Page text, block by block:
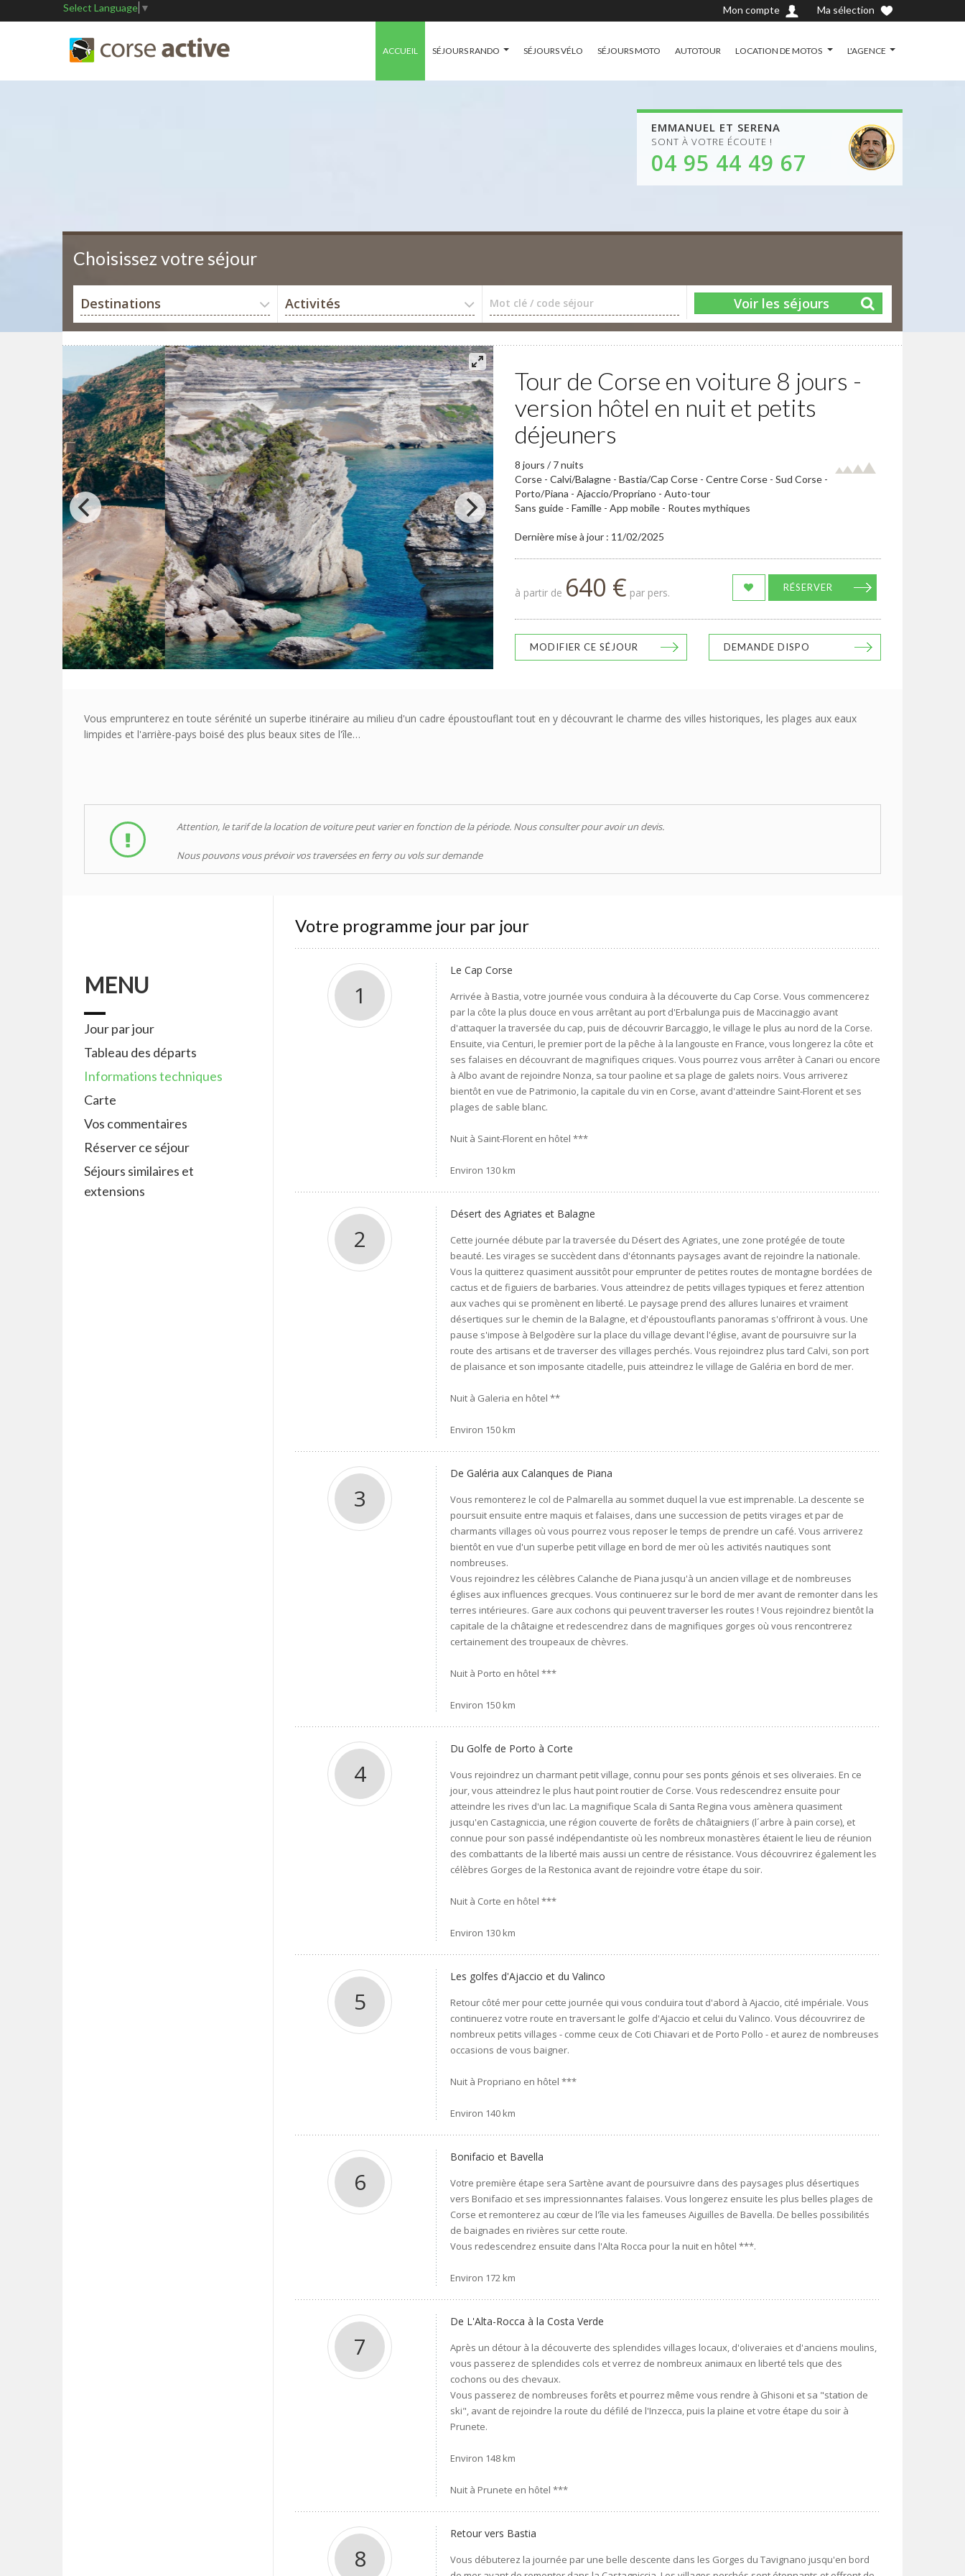
Select Language ▼ Ma sélection
Mon compte
ACCUEIL SÉJOURS RANDO SÉJOURS VÉLO SÉJOURS MOTO AUTOTOUR LOCATION DE MOTOS L'AGENCE
EMMANUEL ET SERENA
SONT À VOTRE ÉCOUTE !
04 95 44 49 67
Choisissez votre séjour
Destinations Activités Mot clé / code séjour Voir les séjours
Tour de Corse en voiture 8 jours -
version hôtel en nuit et petits
déjeuners
8 jours / 7 nuits
Corse - Calvi/Balagne - Bastia/Cap Corse - Centre Corse - Sud Corse -
Porto/Piana - Ajaccio/Propriano - Auto-tour
Sans guide - Famille - App mobile - Routes mythiques
Dernière mise à jour : 11/02/2025
à partir de 640 € par pers. RÉSERVER
MODIFIER CE SÉJOUR DEMANDE DISPO
Vous emprunterez en toute sérénité un superbe itinéraire au milieu d'un cadre époustouflant tout en y découvrant le charme des villes historiques, les plages aux eaux
limpides et l'arrière-pays boisé des plus beaux sites de l'île…
Attention, le tarif de la location de voiture peut varier en fonction de la période. Nous consulter pour avoir un devis.
Nous pouvons vous prévoir vos traversées en ferry ou vols sur demande
MENU
Jour par jour
Tableau des départs
Informations techniques
Carte
Vos commentaires
Réserver ce séjour
Séjours similaires et
extensions
Votre programme jour par jour
1
Le Cap Corse
Arrivée à Bastia, votre journée vous conduira à la découverte du Cap Corse. Vous commencerez
par la côte la plus douce en vous arrêtant au port d'Erbalunga puis de Maccinaggio avant
d'attaquer la traversée du cap, puis de découvrir Barcaggio, le village le plus au nord de la Corse.
Ensuite, via Centuri, le premier port de la pêche à la langouste en France, vous longerez la côte et
ses falaises en découvrant de magnifiques criques. Vous pourrez vous arrêter à Canari ou encore
à Albo avant de rejoindre Nonza, sa tour paoline et sa plage de galets noirs. Vous arriverez
bientôt en vue de Patrimonio, la capitale du vin en Corse, avant d'atteindre Saint-Florent et ses
plages de sable blanc.
Nuit à Saint-Florent en hôtel ***
Environ 130 km
2
Désert des Agriates et Balagne
Cette journée débute par la traversée du Désert des Agriates, une zone protégée de toute
beauté. Les virages se succèdent dans d'étonnants paysages avant de rejoindre la nationale.
Vous la quitterez quasiment aussitôt pour emprunter de petites routes de montagne bordées de
cactus et de figuiers de barbaries. Vous atteindrez de petits villages typiques et ferez attention
aux vaches qui se promènent en liberté. Le paysage prend des allures lunaires et vraiment
désertiques sur le chemin de la Balagne, et d'époustouflants panoramas s'offriront à vous. Une
pause s'impose à Belgodère sur la place du village devant l'église, avant de poursuivre sur la
route des artisans et de traverser des villages perchés. Vous rejoindrez plus tard Calvi, son port
de plaisance et son imposante citadelle, puis atteindrez le village de Galéria en bord de mer.
Nuit à Galeria en hôtel **
Environ 150 km
3
De Galéria aux Calanques de Piana
Vous remonterez le col de Palmarella au sommet duquel la vue est imprenable. La descente se
poursuit ensuite entre maquis et falaises, dans une succession de petits virages et par de
charmants villages où vous pourrez vous reposer le temps de prendre un café. Vous arriverez
bientôt en vue d'un superbe petit village en bord de mer où les activités nautiques sont
nombreuses.
Vous rejoindrez les célèbres Calanche de Piana jusqu'à un ancien village et de nombreuses
églises aux influences grecques. Vous continuerez sur le bord de mer avant de remonter dans les
terres intérieures. Gare aux cochons qui peuvent traverser les routes ! Vous rejoindrez bientôt la
capitale de la châtaigne et redescendrez dans de magnifiques gorges où vous rencontrerez
certainement des troupeaux de chèvres.
Nuit à Porto en hôtel ***
Environ 150 km
4
Du Golfe de Porto à Corte
Vous rejoindrez un charmant petit village, connu pour ses ponts génois et ses oliveraies. En ce
jour, vous atteindrez le plus haut point routier de Corse. Vous redescendrez ensuite pour
atteindre les rives d'un lac. La magnifique Scala di Santa Regina vous amènera quasiment
jusqu'en Castagniccia, une région couverte de forêts de châtaigniers (l´arbre à pain corse), et
connue pour son passé indépendantiste où les nombreux monastères étaient le lieu de réunion
des combattants de la liberté mais aussi un centre de résistance. Vous découvrirez également les
célèbres Gorges de la Restonica avant de rejoindre votre étape du soir.
Nuit à Corte en hôtel ***
Environ 130 km
5
Les golfes d'Ajaccio et du Valinco
Retour côté mer pour cette journée qui vous conduira tout d'abord à Ajaccio, cité impériale. Vous
continuerez votre route en traversant le golfe d'Ajaccio et celui du Valinco. Vous découvrirez de
nombreux petits villages - comme ceux de Coti Chiavari et de Porto Pollo - et aurez de nombreuses
occasions de vous baigner.
Nuit à Propriano en hôtel ***
Environ 140 km
6
Bonifacio et Bavella
Votre première étape sera Sartène avant de poursuivre dans des paysages plus désertiques
vers Bonifacio et ses impressionnantes falaises. Vous longerez ensuite les plus belles plages de
Corse et remonterez au cœur de l'île via les fameuses Aiguilles de Bavella. De belles possibilités
de baignades en rivières sur cette route.
Vous redescendrez ensuite dans l'Alta Rocca pour la nuit en hôtel ***.
Environ 172 km
7
De L'Alta-Rocca à la Costa Verde
Après un détour à la découverte des splendides villages locaux, d'oliveraies et d'anciens moulins,
vous passerez de splendides cols et verrez de nombreux animaux en liberté tels que des
cochons ou des chevaux.
Vous passerez de nombreuses forêts et pourrez même vous rendre à Ghisoni et sa "station de
ski", avant de rejoindre la route du défilé de l'Inzecca, puis la plaine et votre étape du soir à
Prunete.
Environ 148 km
Nuit à Prunete en hôtel ***
8
Retour vers Bastia
Vous débuterez la journée par une belle descente dans les Gorges du Tavignano jusqu'en bord